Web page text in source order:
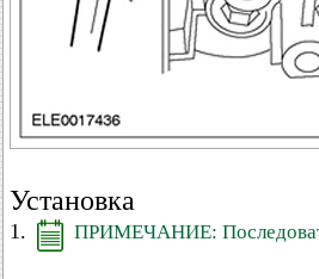
Установка
1. ПРИМЕЧАНИЕ: